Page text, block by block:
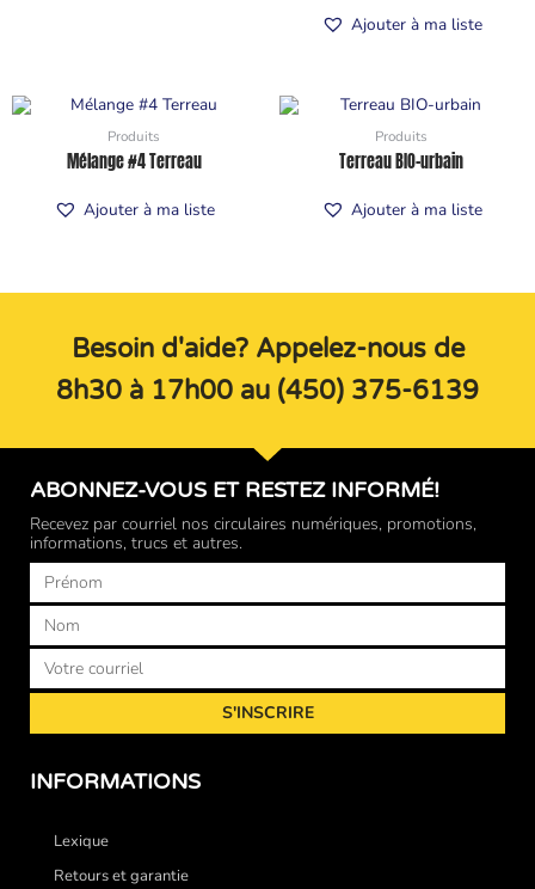
Ajouter à ma liste
Produits
Mélange #4 Terreau
Ajouter à ma liste
Produits
Terreau BIO-urbain
Ajouter à ma liste
Besoin d'aide? Appelez-nous de
8h30 à 17h00 au (450) 375-6139
ABONNEZ-VOUS ET RESTEZ INFORMÉ!
Recevez par courriel nos circulaires numériques, promotions,
informations, trucs et autres.
Prénom
Nom
Courriel
S'INSCRIRE
INFORMATIONS
Lexique
Retours et garantie